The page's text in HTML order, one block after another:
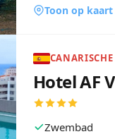
Toon op kaart
Hotel AF
Zwembad